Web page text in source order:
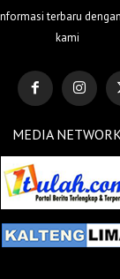
terbaru
kami
MEDIA NETWORK